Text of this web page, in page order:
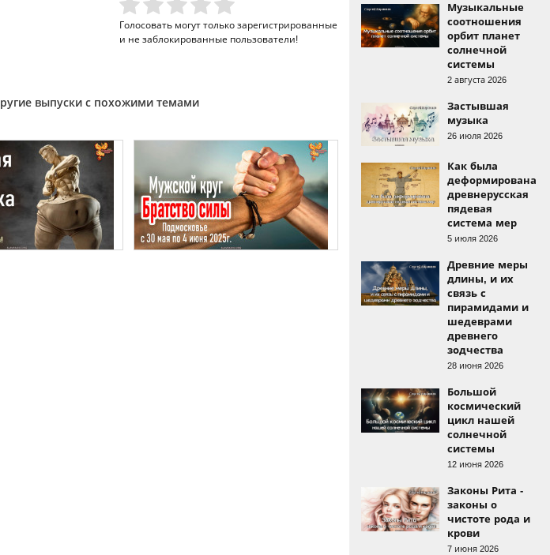
Голосовать могут только зарегистрированные
и не заблокированные пользователи!
выпуски с похожими темами
Музыкальные
соотношения
орбит планет
солнечной
системы
2 августа 2026
Застывшая
музыка
26 июля 2026
Как была
деформирована
древнерусская
пядевая
система мер
5 июля 2026
Древние меры
длины, и их
связь с
пирамидами и
шедеврами
древнего
зодчества
28 июня 2026
Большой
космический
цикл нашей
солнечной
системы
12 июня 2026
Законы Рита -
законы о
чистоте рода и
крови
7 июня 2026